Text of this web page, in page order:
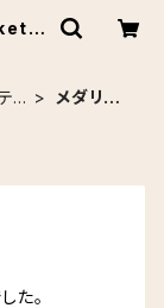
K
メダリオ
た。